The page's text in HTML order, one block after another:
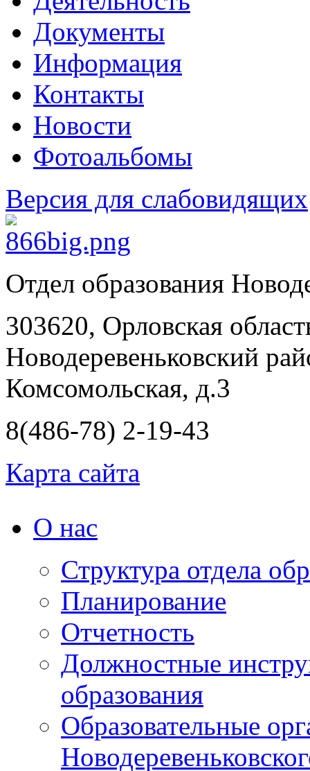
Документы
Информация
Контакты
Новости
Фотоальбомы
Версия для слабовидящих
Отдел образования
303620, Орловская
Новодеревеньковский
Комсомольская, д.3
8(486-78) 2-19-43
Карта сайта
О нас
Структура отдела
Планирование
Отчетность
Должностные
образования
Образовательные